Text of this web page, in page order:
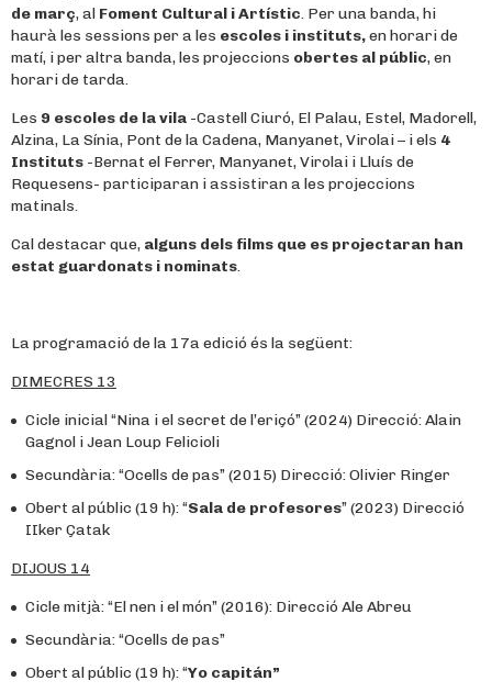
de març, al Foment Cultural i Artístic. Per una banda, hi
haurà les sessions per a les escoles i instituts,en horari de
matí, i per altra banda, les projeccions obertes al públic, en
horari de tarda.
Les 9 escoles de la vila -Castell Ciuró, El Palau, Estel, Madorell,
Alzina, La Sínia, Pont de la Cadena, Manyanet, Virolai – i els 4
Instituts -Bernat el Ferrer, Manyanet, Virolai i Lluís de
Requesens- participaran i assistiran a les projeccions
matinals.
Cal destacar que, alguns dels films que es projectaran han
estat guardonats i nominats.
La programació de la 17a edició és la següent:
DIMECRES 13
Cicle inicial “Nina i el secret de l’eriçó” (2024) Direcció: Alain
Gagnol i Jean Loup Felicioli
Secundària: “Ocells de pas” (2015) Direcció: Olivier Ringer
Obert al públic (19 h): “Sala de profesores” (2023) Direcció
IIker Çatak
DIJOUS 14
Cicle mitjà: “El nen i el món” (2016): Direcció Ale Abreu
Secundària: “Ocells de pas”
Obert al públic (19 h): “Yo capitán”